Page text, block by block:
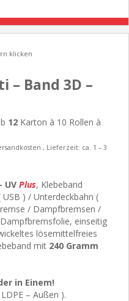
klicken
Band 3D –
12 Karton à 10 Rollen à
, Lieferzeit: ca. 1 – 3
UV Plus, Klebeband
) / Unterdeckbahn (
/ Dampfbremsen /
einseitig
lösemittelfreies
mit 240 Gramm
in Einem!
– Außen ).